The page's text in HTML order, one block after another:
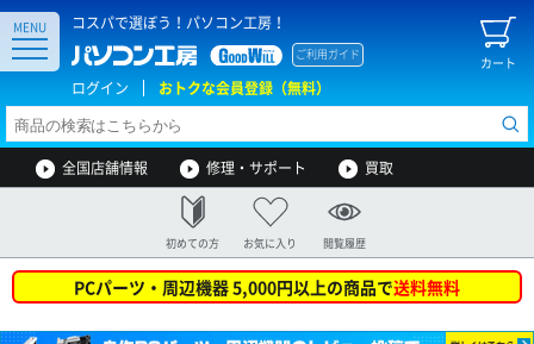
コスパで選ぼう！パソコン工房！
カート
ご利用ガイド
ログイン おトクな会員登録（無料）
MENU
全国店舗情報 修理・サポート 買取
初めての方 お気に入り 閲覧履歴
PCパーツ・周辺機器 5,000円以上の商品で送料無料